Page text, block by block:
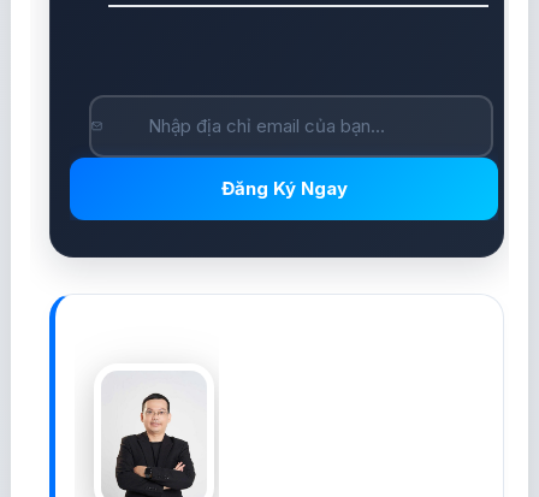
Đăng Ký Ngay